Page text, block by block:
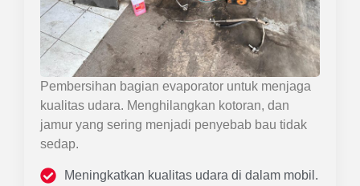
Pembersihan bagian evaporator untuk menjaga
kualitas udara. Menghilangkan kotoran, dan
jamur yang sering menjadi penyebab bau tidak
sedap.
Meningkatkan kualitas udara di dalam mobil.